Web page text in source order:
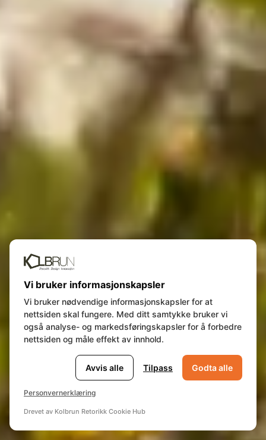
| SEE ITINERARY
Vi bruker informasjonskapsler
Vi bruker nødvendige informasjonskapsler for at
nettsiden skal fungere. Med ditt samtykke bruker vi
også analyse- og markedsføringskapsler for å forbedre
nettsiden og måle effekt av innhold.
Avvis alle Tilpass Godta alle
Personvernerklæring
Drevet av Kolbrun Retorikk Cookie Hub
🍪